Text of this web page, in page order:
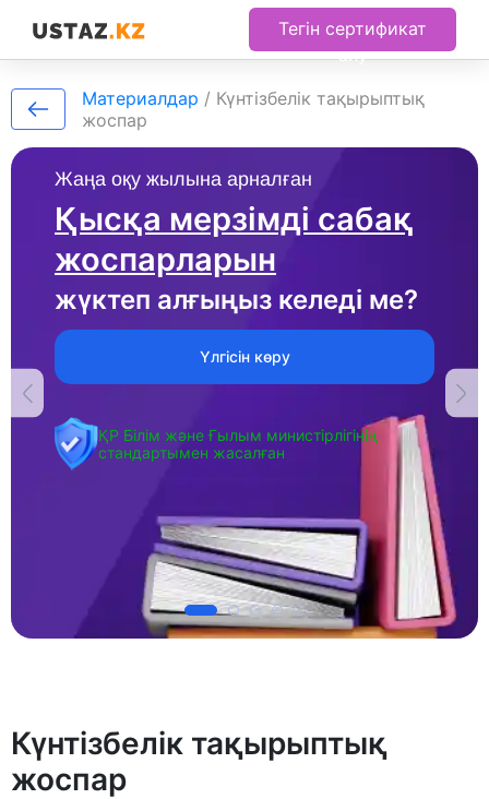
Тегін сертификат
алу
Жаңа оқу жылына арналған
Қысқа мерзімді сабақ
жоспарларын
жүктеп алғыңыз келеді ме?
Үлгісін көру
ҚР Білім және Ғылым министірлігінің
стандартымен жасалған
Материалдар / Күнтізбелік тақырыптық
жоспар
Күнтізбелік тақырыптық
жоспар